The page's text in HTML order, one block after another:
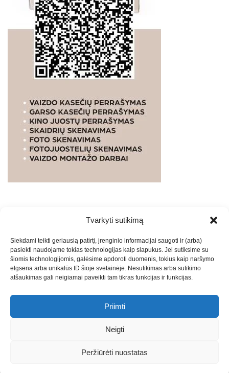
Tvarkyti sutikimą
Siekdami teikti geriausią patirtį, įrenginio informacijai saugoti ir (arba)
pasiekti naudojame tokias technologijas kaip slapukus. Jei sutiksime su
šiomis technologijomis, galėsime apdoroti duomenis, tokius kaip naršymo
elgsena arba unikalūs ID šioje svetainėje. Nesutikimas arba sutikimo
atšaukimas gali neigiamai paveikti tam tikras funkcijas ir funkcijas.
Priimti
Neigti
Peržiūrėti nuostatas
PASLAUGOS. SEO tekstų rašymas, turinio kūrimas,
straipsnių rašymas ir talpinimas į mūsų valdomas
svetaines.2026Armijai.LTTheme: Express News ByAdore
Themes.
Marketingo agentūra -Teisinės
-Saulius Narbutas
Regionų naujienos-